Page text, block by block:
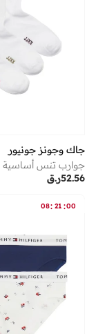
جاك وجونز جونيور
ر.ق52.56
08: 21 :00